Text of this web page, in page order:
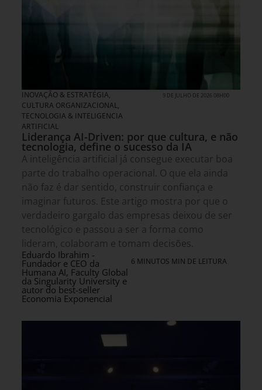
INOVAÇÃO & ESTRATÉGIA,
CULTURA ORGANIZACIONAL,
TECNOLOGIA & INTELIGENCIA
ARTIFICIAL
9 DE JULHO DE 2026 08H00
Liderança AI-Driven: por que cultura, e não
tecnologia, define o sucesso da IA
A inteligência artificial já consegue executar boa
parte do trabalho operacional. O que ela ainda
não faz é dar sentido, construir confiança e
imaginar futuros. Este artigo mostra por que o
verdadeiro gargalo das empresas deixou de ser
tecnológico e passou a ser a forma como
lideram, colaboram e tomam decisões.
Eduardo Ibrahim -
Fundador e CEO da
Humana AI, Faculty Global
da Singularity University e
autor do best-seller
Economia Exponencial
6 MINUTOS MIN DE LEITURA